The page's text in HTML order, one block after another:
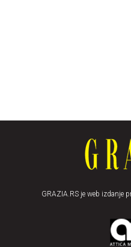
GRAZIA.RS je web izdanje